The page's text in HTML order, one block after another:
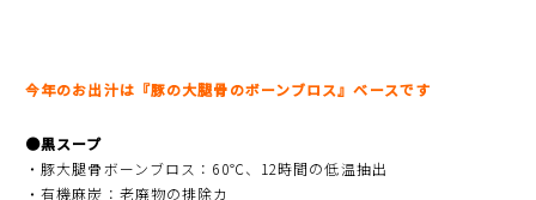
今年のお出汁は『豚の大腿骨のボーンブロス』ベースです
●黒スープ
・豚大腿骨ボーンブロス：60℃、12時間の低温抽出
・有機麻炭：老廃物の排除カ